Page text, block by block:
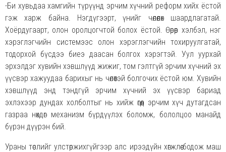
-Би хувьдаа хамгийн түрүүнд эрчим хүчний реформ хийх ёстой
гэж харж байна. Нэгдүгээрт, үнийг чөлөөлөх шаардлагатай.
Хоёрдугаарт, олон оролцогчтой болох ёстой. Өөрөөр хэлбэл, нэг
хэрэглэгчийн системээс олон хэрэглэгчийн тохируулгатай,
тодорхой бүсдээ биеэ даасан болгох хэрэгтэй. Уул уурхай
эрхэлдэг хувийн хэвшлүүд жижиг, том гэлтгүй эрчим хүчний эх
үүсвэр хажуудаа барихыг нь чөлөөтэй болгочих ёстой юм. Хувийн
хэвшлүүд энд тэндгүй эрчим хүчний эх үүсвэр бариад
эхлэхээр дундах холболтыг нь хийж өгөөд эрчим хүч дутагдсан
газраа нөхдөг механизм бүрдүүлэх боломж, бололцоо манайд
бүрэн дүүрэн бий.
Ураны төслийг улстөржихгүйгээр алс ирээдүйн хөгжлөө бодож маш